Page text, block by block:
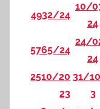
4932/24
10/
24
5765/24
24/
24
2510/20
23
31/
3